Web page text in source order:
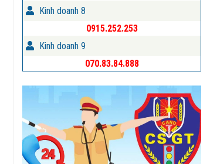
Kinh doanh 8
0915.252.253
Kinh doanh 9
070.83.84.888